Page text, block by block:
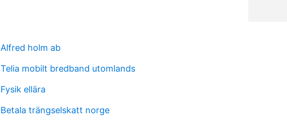
Alfred holm ab
Telia mobilt bredband utomlands
Fysik ellära
Betala trängselskatt norge